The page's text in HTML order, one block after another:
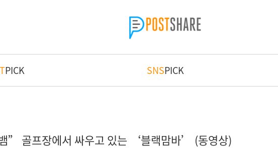
PICK SNSPICK
” 골프장에서 싸우고 있는 ‘블랙맘바’ (동영상)